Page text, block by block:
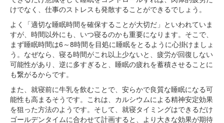
けでなく、仕事のストレスも発散することができるでしょう。
よく「適切な睡眠時間を確保することが大切だ」といわれていま
すが、時間以外にも、いつ寝るのかも重要になります。そこで、
まず睡眠時間は6～8時間を目処に睡眠をとるように心掛けましょ
う。なぜなら、寝る時間がこれ以上少ないと、疲労が回復しない
可能性があり、逆に多すぎると、睡眠の疲れを蓄積させることに
も繋がるからです。
また、就寝前に牛乳を飲むことで、安らかで良質な睡眠になる可
能性も高まるそうです。これは、カルシウムによる精神安定効果
を狙った方法のようです。そして、就寝タイミングはできるだけ
ゴールデンタイムに合わせて計画すると、より大きな効果が期待